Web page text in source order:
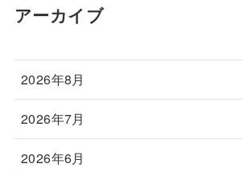
アーカイブ
2026年8月
2026年7月
2026年6月